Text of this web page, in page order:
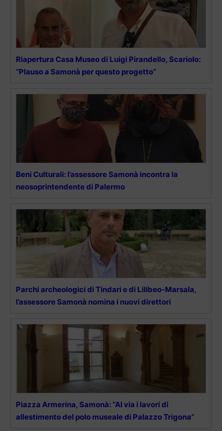
Ria­per­tu­ra Casa Mu­seo di Lui­gi Pi­ran­del­lo, Scariolo:
“Plauso a Samonà per questo progetto”
Beni Culturali: l’assessore Samonà incontra la
neosoprintendente di Palermo
Parchi archeologici di Tindari e di Lilibeo-Marsala,
l’assessore Samonà nomina i nuovi direttori
Piazza Armerina, Samonà: “Al via i lavori di
allestimento del polo museale di Palazzo Trigona”